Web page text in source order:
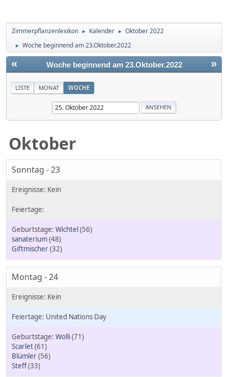
Zimmerpflanzenlexikon ► Kalender ► Oktober 2022
► Woche beginnend am 23.Oktober.2022
« »
Woche beginnend am 23.Oktober.2022
LISTE MONAT WOCHE
Oktober
Sonntag - 23
Wichtel (56)
sanaterium(48)
Giftmischer(32)
Montag - 24
United Nations Day
Wolli(71)
Scarlet(61)
Blümler(56)
Steff(33)